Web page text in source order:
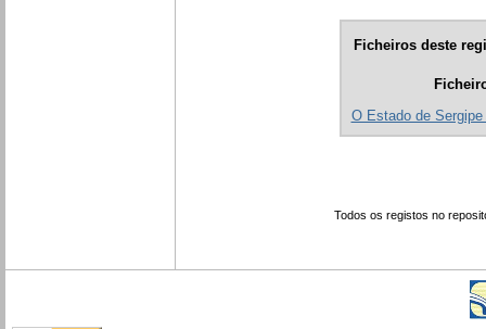
Ficheiros deste
O Estado de
Todos os registos no